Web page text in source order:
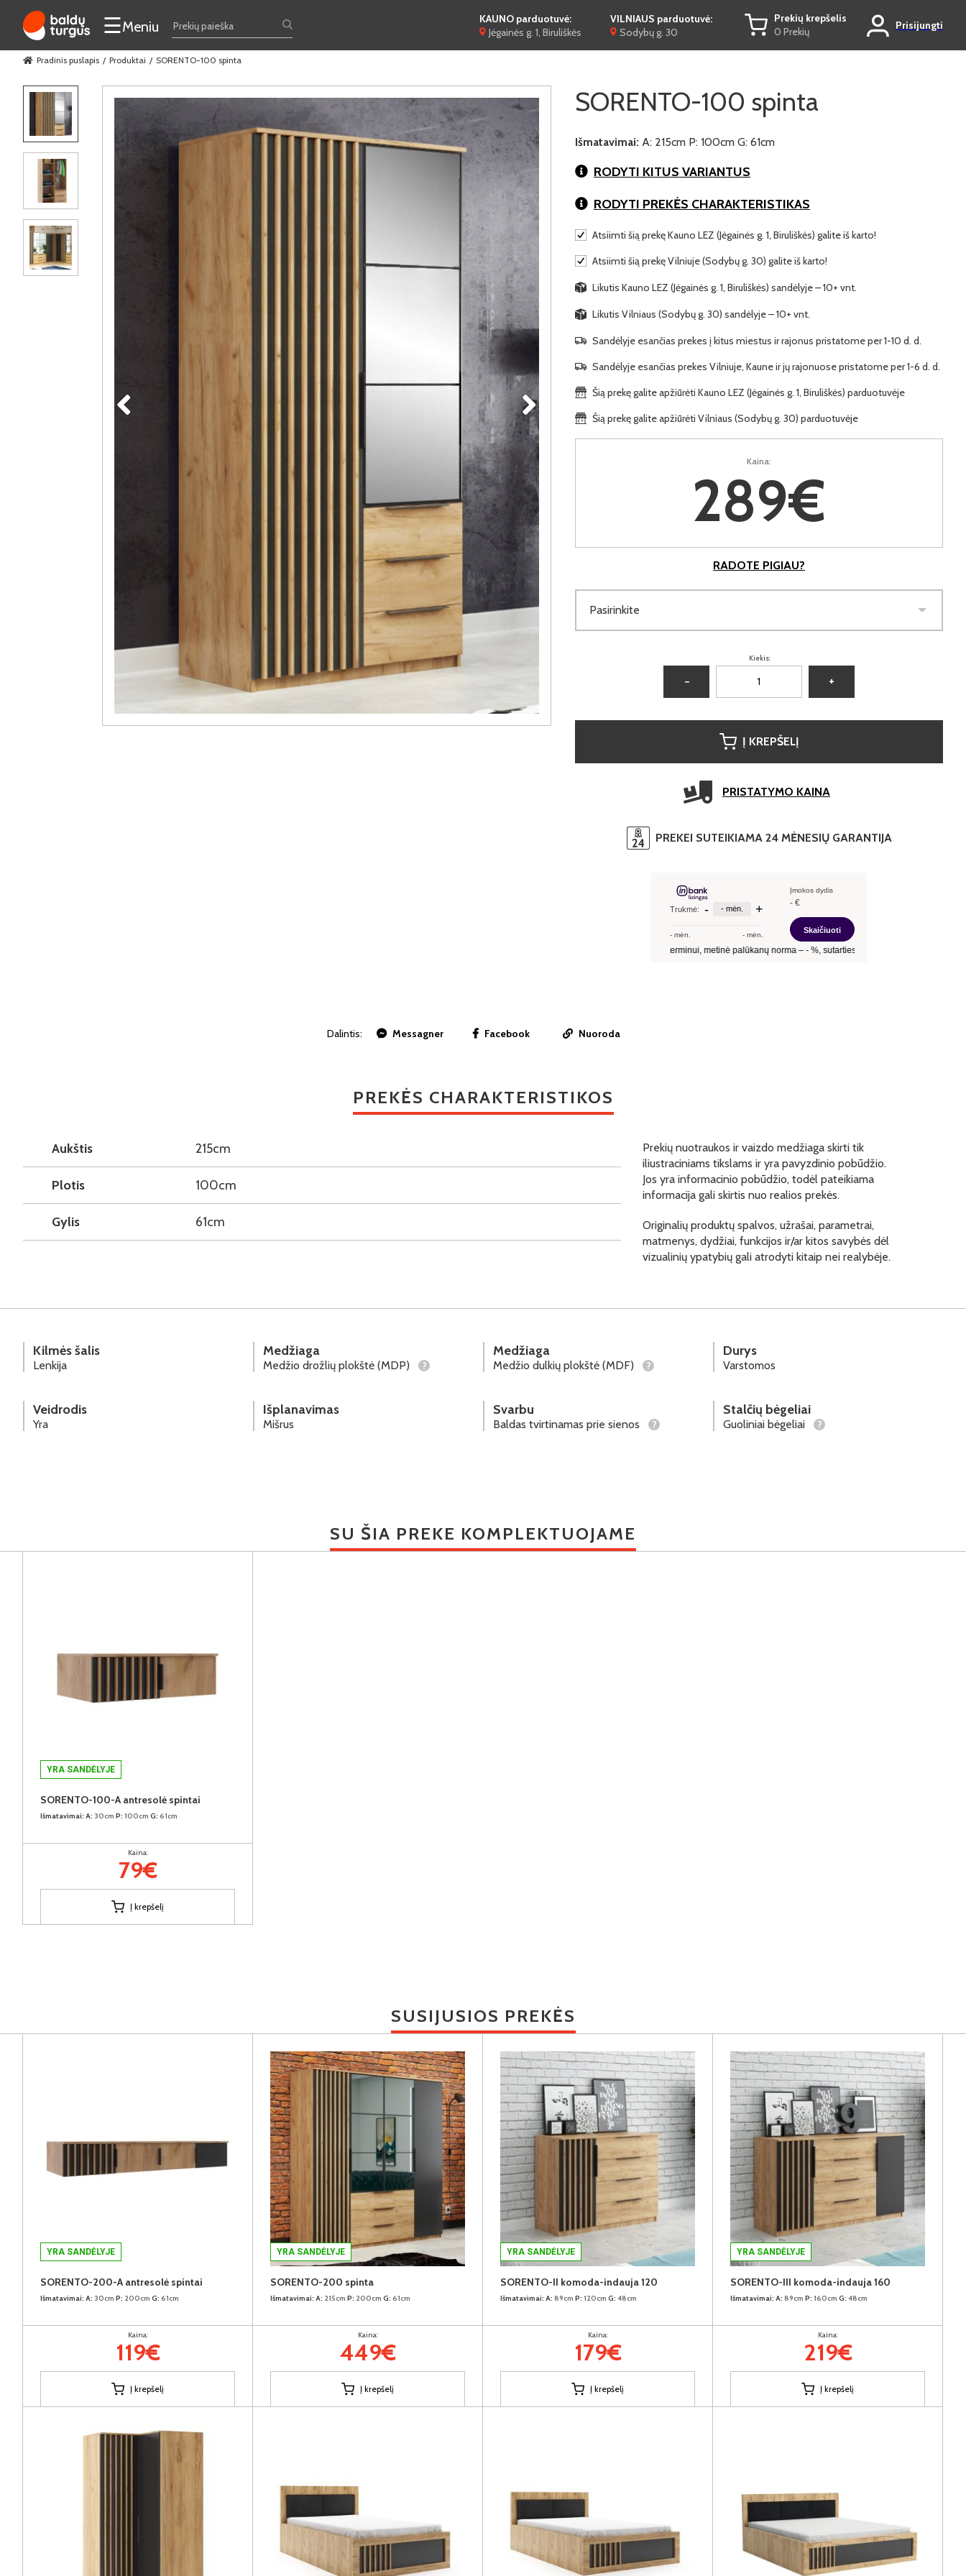
☰Meniu
KAUNO parduotuvė:
Jėgainės g. 1, Biruliškės
VILNIAUS parduotuvė:
Sodybų g. 30
Prekių krepšelis
0 Prekių
Prisijungti
Pradinis puslapis Produktai SORENTO-100 spinta
SORENTO-100 spinta
Išmatavimai: A: 215cm P: 100cm G: 61cm
RODYTI KITUS VARIANTUS
RODYTI PREKĖS CHARAKTERISTIKAS
Atsiimti šią prekę Kauno LEZ (Jėgainės g. 1, Biruliškės) galite iš karto!
Atsiimti šią prekę Vilniuje (Sodybų g. 30) galite iš karto!
Likutis Kauno LEZ (Jėgainės g. 1, Biruliškės) sandėlyje – 10+ vnt.
Likutis Vilniaus (Sodybų g. 30) sandėlyje – 10+ vnt.
Sandėlyje esančias prekes į kitus miestus ir rajonus pristatome per 1-10 d. d.
Sandėlyje esančias prekes Vilniuje, Kaune ir jų rajonuose pristatome per 1-6 d. d.
Šią prekę galite apžiūrėti Kauno LEZ (Jėgainės g. 1, Biruliškės) parduotuvėje
Šią prekę galite apžiūrėti Vilniaus (Sodybų g. 30) parduotuvėje
Kaina:
289€
RADOTE PIGIAU?
Pasirinkite
Kiekis:
− +
Į KREPŠELĮ
PRISTATYMO KAINA
PREKEI SUTEIKIAMA 24 MĖNESIŲ GARANTIJA
Dalintis: Messagner Facebook Nuoroda
PREKĖS CHARAKTERISTIKOS
Aukštis 215cm
Plotis 100cm
Gylis 61cm
Prekių nuotraukos ir vaizdo medžiaga skirti tik
iliustraciniams tikslams ir yra pavyzdinio pobūdžio.
Jos yra informacinio pobūdžio, todėl pateikiama
informacija gali skirtis nuo realios prekės.
Originalių produktų spalvos, užrašai, parametrai,
matmenys, dydžiai, funkcijos ir/ar kitos savybės dėl
vizualinių ypatybių gali atrodyti kitaip nei realybėje.
Kilmės šalis
Lenkija
Medžiaga
Medžio drožlių plokštė (MDP) ?
Medžiaga
Medžio dulkių plokštė (MDF) ?
Durys
Varstomos
Veidrodis
Yra
Išplanavimas
Mišrus
Svarbu
Baldas tvirtinamas prie sienos ?
Stalčių bėgeliai
Guoliniai bėgeliai ?
SU ŠIA PREKE KOMPLEKTUOJAME
YRA SANDĖLYJE
SORENTO-100-A antresolė spintai
Išmatavimai: A: 30cm P: 100cm G: 61cm
Kaina:
79€
Į krepšelį
SUSIJUSIOS PREKĖS
YRA SANDĖLYJE
SORENTO-200-A antresolė spintai
Išmatavimai: A: 30cm P: 200cm G: 61cm
Kaina:
119€
Į krepšelį
YRA SANDĖLYJE
SORENTO-200 spinta
Išmatavimai: A: 215cm P: 200cm G: 61cm
Kaina:
449€
Į krepšelį
YRA SANDĖLYJE
SORENTO-II komoda-indauja 120
Išmatavimai: A: 89cm P: 120cm G: 48cm
Kaina:
179€
Į krepšelį
YRA SANDĖLYJE
SORENTO-III komoda-indauja 160
Išmatavimai: A: 89cm P: 160cm G: 48cm
Kaina:
219€
Į krepšelį